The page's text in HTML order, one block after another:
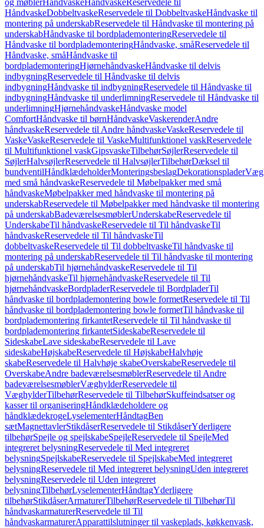
og møblerHåndvaskeHåndvaskeReservedele til
HåndvaskeDobbeltvaskeReservedele til DobbeltvaskeHåndvaske til
montering på underskabReservedele til Håndvaske til montering på
underskabHåndvaske til bordplademonteringReservedele til
Håndvaske til bordplademonteringHåndvaske, småReservedele til
Håndvaske, småHåndvaske til
bordplademonteringHjørnehåndvaskeHåndvaske til delvis
indbygningReservedele til Håndvaske til delvis
indbygningHåndvaske til indbygningReservedele til Håndvaske til
indbygningHåndvaske til underlimningReservedele til Håndvaske til
underlimningHjørnehåndvaskeHåndvaske model
ComfortHåndvaske til børnHåndvaskeVaskerenderAndre
håndvaskeReservedele til Andre håndvaskeVaskeReservedele til
VaskeVaskeReservedele til VaskeMultifunktionel vaskReservedele
til Multifunktionel vaskGipsvaskeTilbehørSøjlerReservedele til
SøjlerHalvsøjlerReservedele til HalvsøjlerTilbehørDæksel til
bundventilHåndklædeholderMonteringsbeslagDekorationsplader
med små håndvaskeReservedele til Møbelpakker med små
håndvaskeMøbelpakker med håndvaske til montering på
underskabReservedele til Møbelpakker med håndvaske til montering
på underskabBadeværelsesmøblerUnderskabeReservedele til
UnderskabeTil håndvaskeReservedele til Til håndvaskeTil
håndvaskeReservedele til Til håndvaskeTil
dobbeltvaskeReservedele til Til dobbeltvaskeTil håndvaske til
montering på underskabReservedele til Til håndvaske til montering
på underskabTil hjørnehåndvaskeReservedele til Til
hjørnehåndvaskeTil hjørnehåndvaskeReservedele til Til
hjørnehåndvaskeBordpladerReservedele til BordpladerTil
håndvaske til bordplademontering bowle formetReservedele til Til
håndvaske til bordplademontering bowle formetTil håndvaske til
bordplademontering firkantetReservedele til Til håndvaske til
bordplademontering firkantetSideskabeReservedele til
SideskabeLave sideskabeReservedele til Lave
sideskabeHøjskabeReservedele til HøjskabeHalvhøje
skabeReservedele til Halvhøje skabeOverskabeReservedele til
OverskabeAndre badeværelsesmøblerReservedele til Andre
badeværelsesmøblerVæghylderReservedele til
VæghylderTilbehørReservedele til TilbehørSkuffeindsatser og
kasser til organiseringHåndklædeholdere og
håndklædekrogeLyselementerHåndtagBen
sætMagnettavlerStikdåserReservedele til StikdåserYderligere
tilbehørSpejle og spejlskabeSpejleReservedele til SpejleMed
integreret belysningReservedele til Med integreret
belysningSpejlskabeReservedele til SpejlskabeMed integreret
belysningReservedele til Med integreret belysningUden integreret
belysningReservedele til Uden integreret
belysningTilbehørLyselementerHåndtagYderligere
tilbehørStikdåserArmaturerTilbehørReservedele til TilbehørTil
håndvaskarmaturerReservedele til Til
håndvaskarmaturerApparattilslutninger til vaskeplads, køkkenvask,